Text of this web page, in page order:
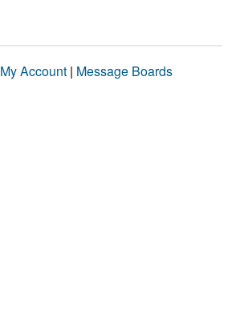
My Account | Message Boards